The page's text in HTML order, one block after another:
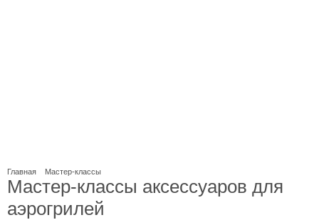
Главная Мастер-классы
Мастер-классы аксессуаров для
аэрогрилей